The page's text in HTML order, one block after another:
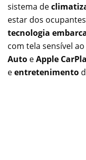
sistema de
estar dos
tecnologia
com tela sensível
Auto eApple
eentretenimento